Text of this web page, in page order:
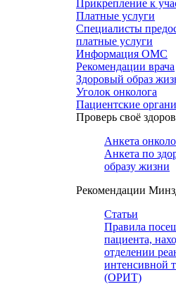
Прикрепление к
Платные услуги
Специалисты
платные услуги
Информация ОМС
Рекомендации врача
Здоровый образ
Уголок онколога
Пациентские
Проверь своё
Анкета
Анкета по
образу жизни
Рекомендации
Статьи
Правила
пациента,
отделении
интенсивной
(ОРИТ)